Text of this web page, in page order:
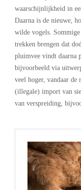
waarschijnlijkheid in
Daarna is de nieuwe,
wilde vogels.
trekken brengen dat
pluimvee vindt daarna
bijvoorbeeld via
veel hoger, vandaar de
(illegale) import van
van verspreiding,